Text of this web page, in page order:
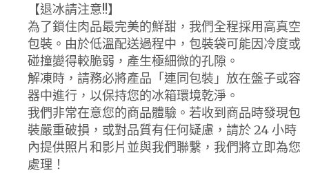
【退冰請注意!!】
為了鎖住肉品最完美的鮮甜，我們全程採用高真空
包裝。由於低溫配送過程中，包裝袋可能因冷度或
碰撞變得較脆弱，產生極細微的孔隙。
解凍時，請務必將產品「連同包裝」放在盤子或容
器中進行，以保持您的冰箱環境乾淨。
我們非常在意您的商品體驗。若收到商品時發現包
裝嚴重破損，或對品質有任何疑慮，請於 24 小時
內提供照片和影片並與我們聯繫，我們將立即為您
處理！